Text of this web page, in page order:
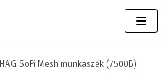
HAG SoFi Mesh munkaszék (7500B)